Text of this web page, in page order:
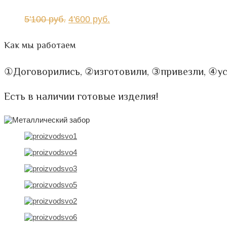
5'100руб. 4'600 руб.
Как мы работаем
①Договорились, ②изготовили, ③привезли,
Есть в наличии готовые изделия!